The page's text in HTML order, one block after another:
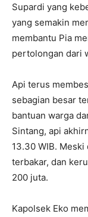
Supardi yang
yang semakin
membantu Pia
pertolongan dari
Api terus
sebagian besar
bantuan warga
Sintang, api
13.30 WIB.
terbakar, dan
200 juta.
Kapolsek Eko